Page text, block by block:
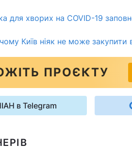
для хворих на COVID-19
Київ ніяк не може закупити
ПРОЄКТУ
в Telegram